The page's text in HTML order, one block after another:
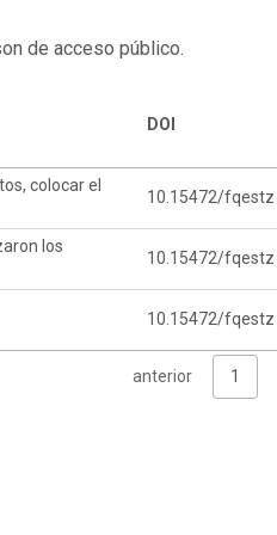
de acceso público.
DOI
colocar el
10.15472/fqestz
los
10.15472/fqestz
10.15472/fqestz
anterior 1